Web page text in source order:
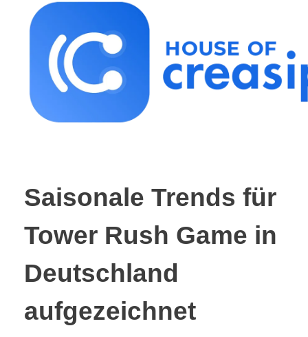
Saisonale Trends für
Tower Rush Game in
Deutschland
aufgezeichnet